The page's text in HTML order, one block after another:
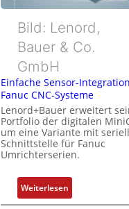
e
n
t
g
r
a
t
i
o
v
o
Bild: Lenord,
Bauer & Co.
GmbH
Einfache Sensor-
Fanuc CNC-Systeme
Lenord+Bauer erweitert
Portfolio der digitalen
um eine Variante mit
Schnittstelle für Fanuc
Umrichterserien.
Weiterlesen:
E